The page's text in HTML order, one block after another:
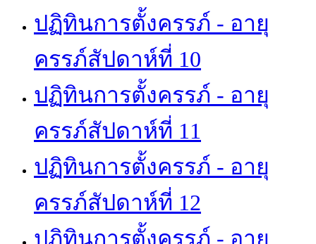
ปฏิทินการตั้งครรภ์ - อายุ
ครรภ์สัปดาห์ที่ 10
ปฏิทินการตั้งครรภ์ - อายุ
ครรภ์สัปดาห์ที่ 11
ปฏิทินการตั้งครรภ์ - อายุ
ครรภ์สัปดาห์ที่ 12
ปฏิทินการตั้งครรภ์ - อายุ